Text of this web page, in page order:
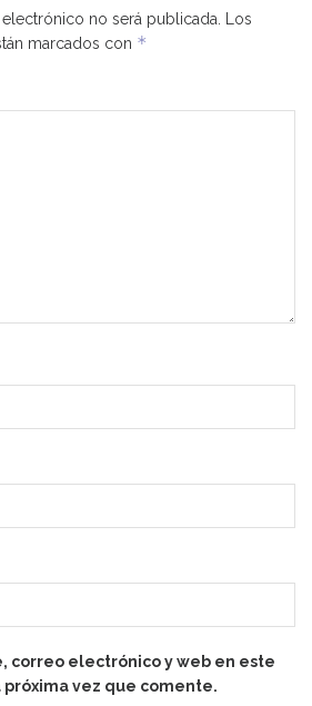
no será publicada. Los
marcados con *
correo electrónico y web en este
vez que comente.